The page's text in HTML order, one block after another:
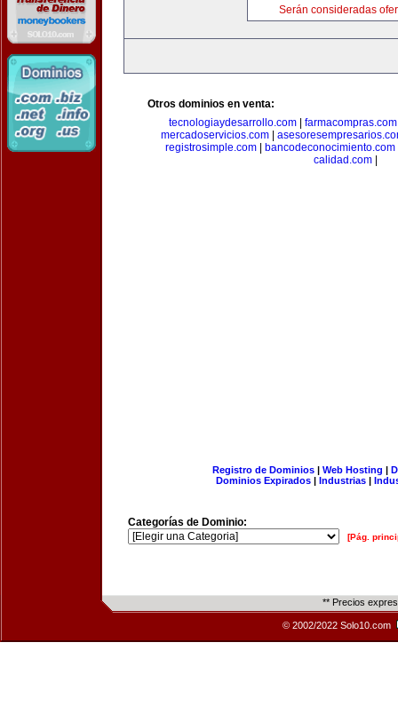
Serán consideradas
Otros dominios en venta:
tecnologiaydesarrollo.com
farmacompras.com
mercadoservicios.com|
registrosimple.com
bancodeconocimiento.com
calidad.com
Registro de Dominios| Web Hosting |
Dominios Expirados | Industrias |
Categorías de Dominio:
[Pág.
** Precios
© 2002/2022 Solo10.com